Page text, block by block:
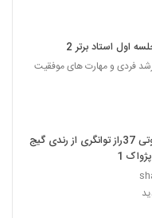
اول استاد برتر 2
فردی و مهارت های موفقیت
کتاب صوتی 37راز توانگری از رندی گیج
1